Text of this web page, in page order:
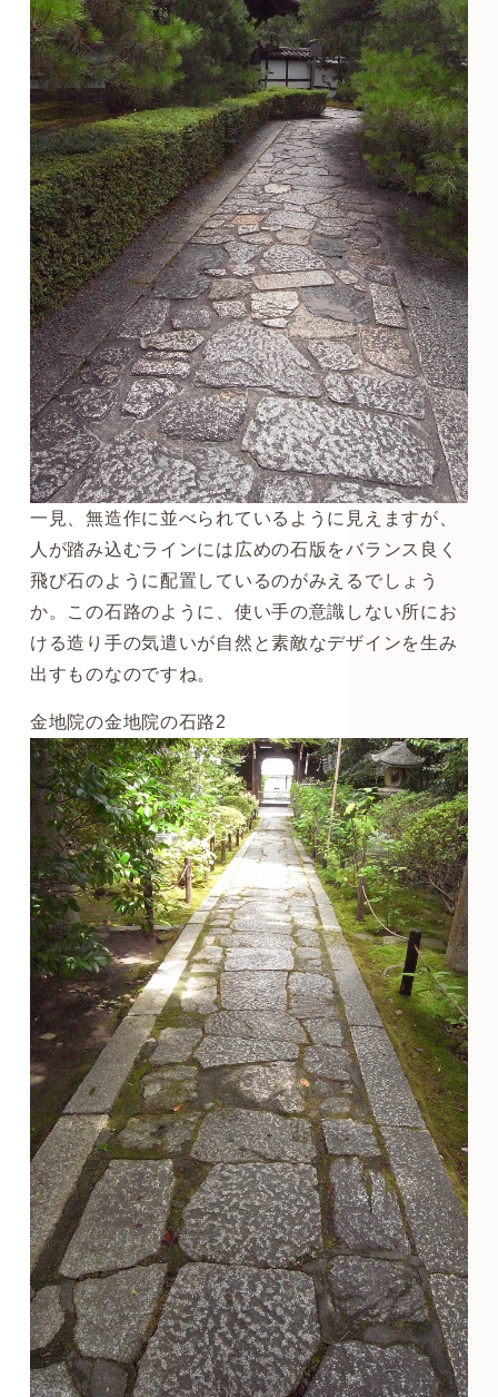
一見、無造作に並べられているように見えますが、
人が踏み込むラインには広めの石版をバランス良く
飛び石のように配置しているのがみえるでしょう
か。この石路のように、使い手の意識しない所にお
ける造り手の気遣いが自然と素敵なデザインを生み
出すものなのですね。
金地院の金地院の石路2